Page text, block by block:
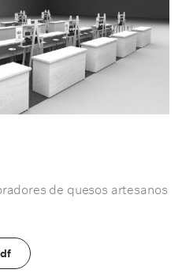
de quesos artesanos